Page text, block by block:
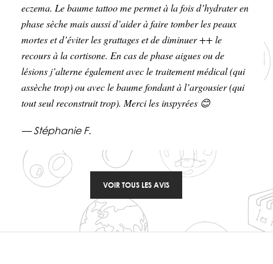
eczema. Le baume tattoo me permet à la fois d’hydrater en
phase sèche mais aussi d’aider à faire tomber les peaux
mortes et d’éviter les grattages et de diminuer ++ le
recours à la cortisone. En cas de phase aigues ou de
lésions j’alterne également avec le traitement médical (qui
assèche trop) ou avec le baume fondant à l’argousier (qui
tout seul reconstruit trop). Merci les inspyrées 😊
— Stéphanie F.
VOIR TOUS LES AVIS